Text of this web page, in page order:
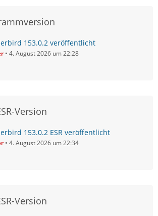
153.0.2 veröffentlicht
4. August 2026 um 22:28
Version
153.0.2 ESR veröffentlicht
4. August 2026 um 22:34
Version